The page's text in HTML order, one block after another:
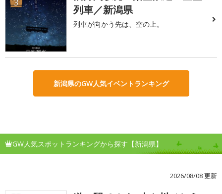
3
列車／新潟県
列車が向かう先は、空の上。
新潟県のGW人気イベントランキング
GW人気スポットランキングから探す【新潟県】
2026/08/08 更新